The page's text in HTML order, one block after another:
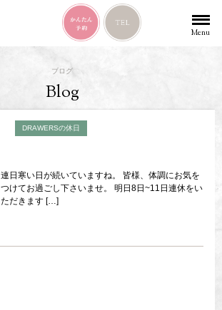
Menu
ブログ
Blog
DRAWERSの休日
連日寒い日が続いていますね。 皆様、体調にお気を
つけてお過ごし下さいませ。 明日8日~11日連休をい
ただきます […]